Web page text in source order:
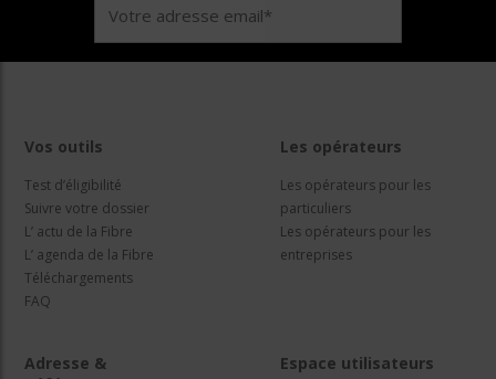
Vos outils
Test d’éligibilité
Suivre votre dossier
L’ actu de la Fibre
L’ agenda de la Fibre
Téléchargements
FAQ
Les opérateurs
Les opérateurs pour les
particuliers
Les opérateurs pour les
entreprises
Adresse &
Espace utilisateurs